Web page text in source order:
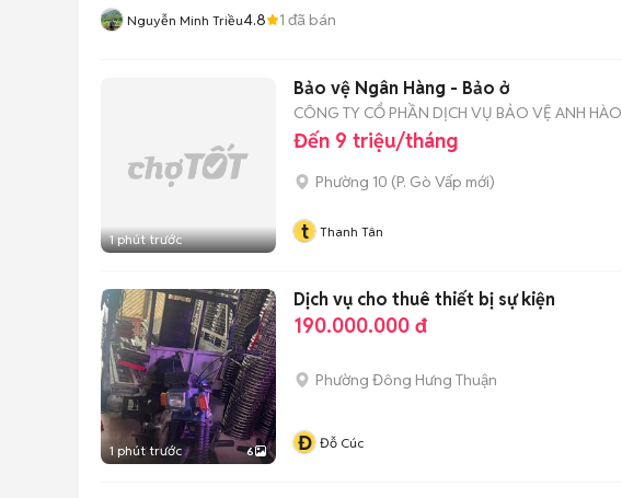
Nguyễn Minh Triều4.8 1 đã bán
1 phút trước
Bảo vệ Ngân Hàng - Bảo ở
CÔNG TY CỔ PHẦN DỊCH VỤ BẢO VỆ ANH HÀO
Đến 9 triệu/tháng
Phường 10 (P. Gò Vấp mới)
t Thanh Tân
1 phút trước 6
Dịch vụ cho thuê thiết bị sự kiện
190.000.000 đ
Phường Đông Hưng Thuận
Đ Đỗ Cúc